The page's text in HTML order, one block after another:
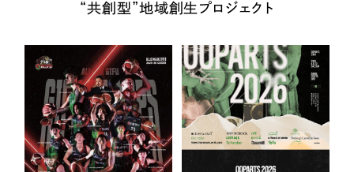
“共創型”地域創生プロジェクト